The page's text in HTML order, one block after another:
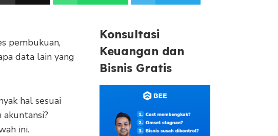
pembukuan,
data lain yang
hal sesuai
ini.
Konsultasi
Keuangan dan
Bisnis Gratis